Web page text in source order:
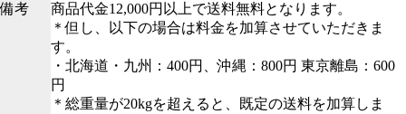
備考
商品代金12,000円以上で送料無料となります。
＊但し、以下の場合は料金を加算させていただきま
す。
・北海道・九州：400円、沖縄：800円 東京離島：600
円
＊総重量が20kgを超えると、既定の送料を加算しま